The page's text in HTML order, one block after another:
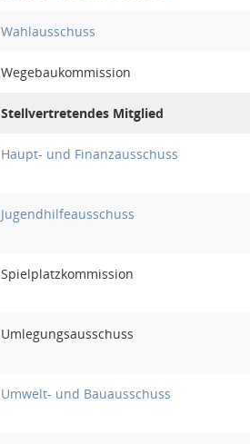
Wahlausschuss
Wegebaukommission
Stellvertretendes Mitglied
Haupt- und Finanzausschuss
Jugendhilfeausschuss
Spielplatzkommission
Umlegungsausschuss
Umwelt- und Bauausschuss